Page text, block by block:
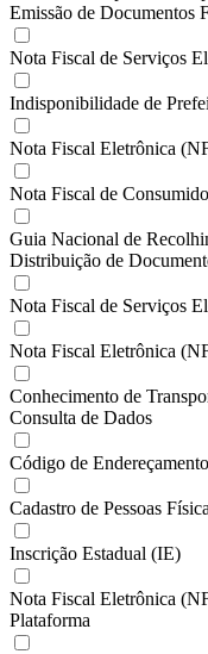
Emissão de Documentos
Nota Fiscal de Serviços
Indisponibilidade de
Nota Fiscal Eletrônica
Nota Fiscal de
Guia Nacional de
Distribuição de
Nota Fiscal de Serviços
Nota Fiscal Eletrônica
Conhecimento de
Consulta de Dados
Código de
Cadastro de Pessoas
Inscrição Estadual (IE)
Nota Fiscal Eletrônica
Plataforma